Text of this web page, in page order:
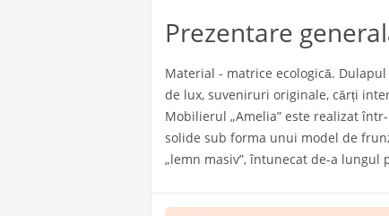
Prezentare
Material - matrice ecologică.
de lux, suveniruri originale, cărți
Mobilierul „Amelia” este realizat
solide sub forma unui model de
„lemn masiv”, întunecat de-a